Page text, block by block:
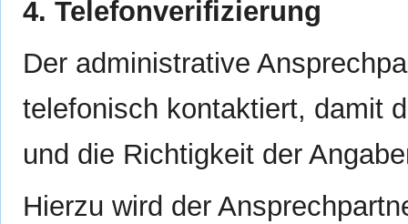
4. Telefonverifizierung
Der administrative
telefonisch kontaktiert, damit
und die Richtigkeit der
Hierzu wird der